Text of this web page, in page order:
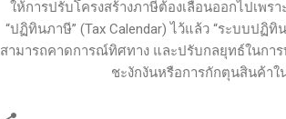
ให้การปรับโครงสร้างภาษีต้องเลื่อนออกไปเพ
“ปฏิทินภาษี” (Tax Calendar) ไว้แล้ว “ระบบป
สามารถคาดการณ์ทิศทาง และปรับกลยุทธ์ในกา
ชะงักงันหรือการกักตุนสินค้า